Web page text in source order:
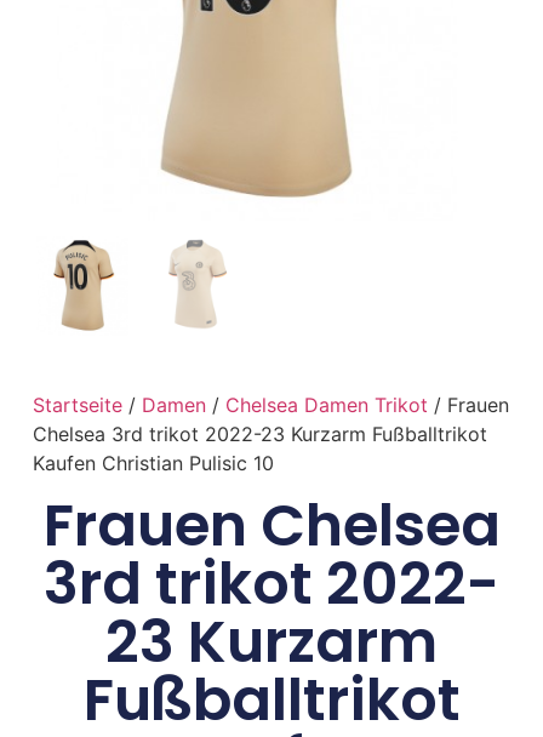
Startseite/ Damen/ Chelsea Damen Trikot / Frauen
Chelsea 3rd trikot 2022-23 Kurzarm Fußballtrikot
Kaufen Christian Pulisic 10
Frauen Chelsea
3rd trikot 2022-
23 Kurzarm
Fußballtrikot